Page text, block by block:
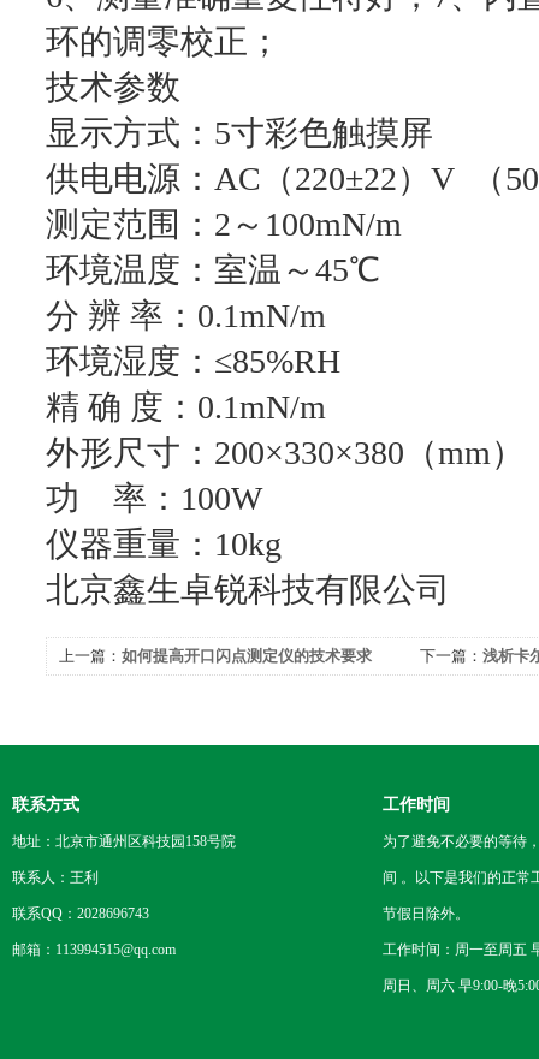
环的调零校正；
技术参数
显示方式：5寸彩色触摸屏
供电电源：AC（220±22）V （
测定范围：2～100mN/m
环境温度：室温～45℃
分 辨 率：0.1mN/m
环境湿度：≤85%RH
精 确 度：0.1mN/m
外形尺寸：200×330×380（mm）
功 率：100W
仪器重量：10kg
北京鑫生卓锐科技有限公司
上一篇： 如何提高开口闪点测定仪的技术要求 下一篇： 浅析卡
联系方式
地址：北京市通州区科技园158号院
联系人：王利
联系QQ：2028696743
邮箱：113994515@qq.com
工作时间
为了避免不必要的等待
间 。以下是我们的正常
节假日除外。
工作时间：周一至周五
周日、周六 早9:00-晚